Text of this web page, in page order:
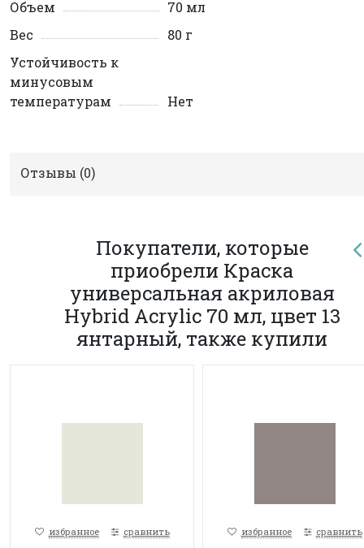
Объем
70 мл
Вес
80 г
Устойчивость к
минусовым
температурам
Нет
Отзывы (0)
Покупатели, которые
приобрели Краска
универсальная акриловая
Hybrid Acrylic 70 мл, цвет 13
янтарный, также купили
избранное сравнить избранное сравнить